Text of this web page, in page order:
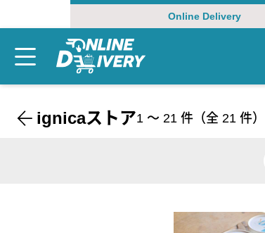
Online Delivery
ignicaストア1 〜 21 件（全 21 件）